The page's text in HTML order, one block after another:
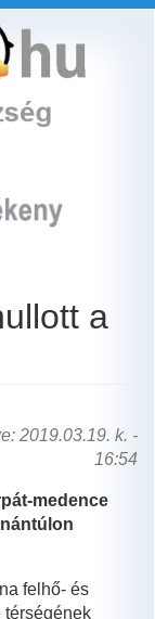
a
2019.03.19. k. -
16:54
medence
felhő- és
térségének